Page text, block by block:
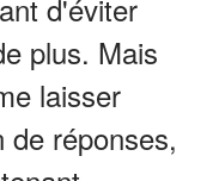
d'éviter
plus. Mais
laisser
de réponses,